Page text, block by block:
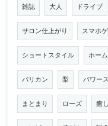
雑誌 大人 ドライブ
サロン仕上がり スマホ
ショートスタイル ホー
バリカン 梨 パワー
まとまり ローズ 癒し